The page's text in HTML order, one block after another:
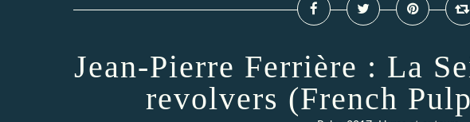
Jean-Pierre Ferrière : La
revolvers (French